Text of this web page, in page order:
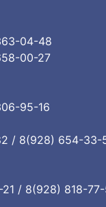
04-48
00-27
95-16
/ 8(928) 654-33-
/ 8(928) 818-